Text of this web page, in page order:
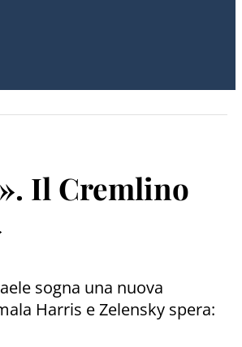
Il Cremlino
sogna una nuova
Harris e Zelensky spera: